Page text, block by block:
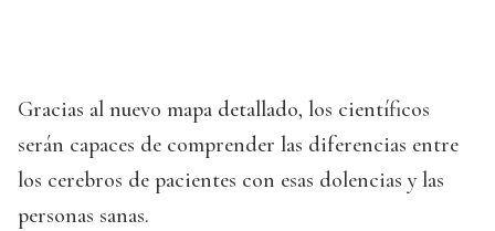
Gracias al nuevo mapa detallado, los científicos
serán capaces de comprender las diferencias entre
los cerebros de pacientes con esas dolencias y las
personas sanas.